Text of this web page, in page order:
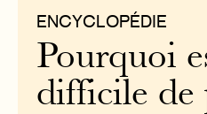
ENCYCLOPÉDIE
Pourquoi
difficile de